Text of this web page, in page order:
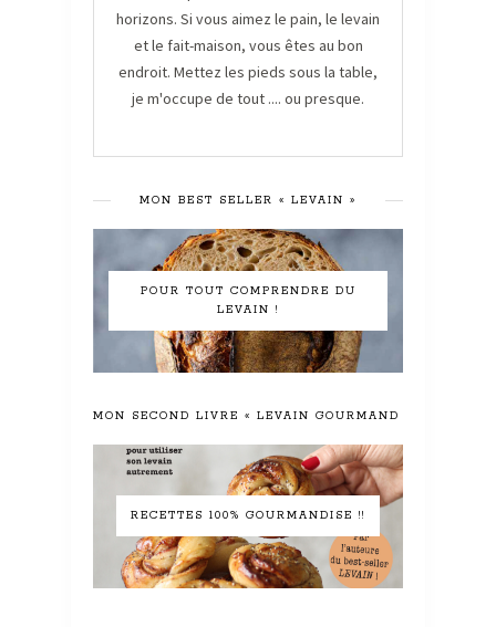
horizons. Si vous aimez le pain, le levain
et le fait-maison, vous êtes au bon
endroit. Mettez les pieds sous la table,
je m'occupe de tout .... ou presque.
MON BEST SELLER « LEVAIN »
POUR TOUT COMPRENDRE DU
LEVAIN !
MON SECOND LIVRE « LEVAIN GOURMAND »
RECETTES 100% GOURMANDISE !!